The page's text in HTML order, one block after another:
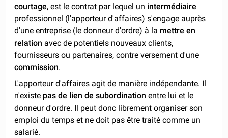
courtage, est le contrat par lequel un intermédiaire
professionnel (l'apporteur d'affaires) s'engage auprès
d'une entreprise (le donneur d'ordre) à la mettre en
relation avec de potentiels nouveaux clients,
fournisseurs ou partenaires, contre versement d'une
commission.
L'apporteur d'affaires agit de manière indépendante. Il
n'existe pas de lien de subordination entre lui et le
donneur d'ordre. Il peut donc librement organiser son
emploi du temps et ne doit pas être traité comme un
salarié.